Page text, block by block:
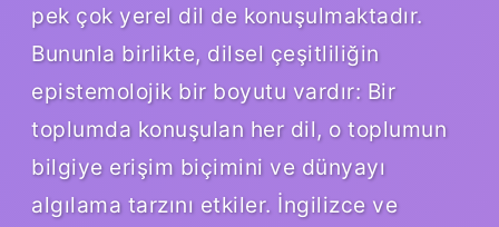
pek çok yerel dil de konuşulmaktadır.
Bununla birlikte, dilsel çeşitliliğin
epistemolojik bir boyutu vardır: Bir
toplumda konuşulan her dil, o toplumun
bilgiye erişim biçimini ve dünyayı
algılama tarzını etkiler. İngilizce ve